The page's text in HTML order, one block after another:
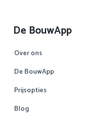
De BouwApp
Over ons
De BouwApp
Prijsopties
Blog